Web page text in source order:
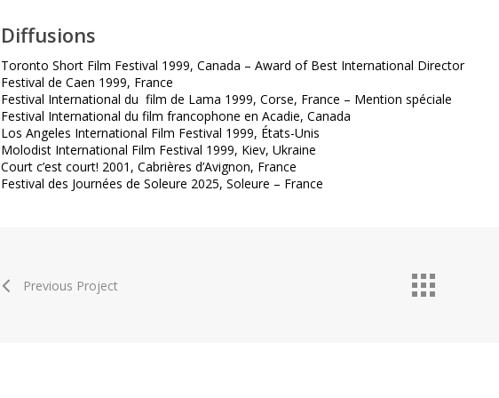
Diffusions
Toronto Short Film Festival 1999, Canada – Award of Best International Director
Festival de Caen 1999, France
Festival International du film de Lama 1999, Corse, France – Mention spéciale
Festival International du film francophone en Acadie, Canada
Los Angeles International Film Festival 1999, États-Unis
Molodist International Film Festival 1999, Kiev, Ukraine
Court c’est court! 2001, Cabrières d’Avignon, France
Festival des Journées de Soleure 2025, Soleure – France
Previous Project